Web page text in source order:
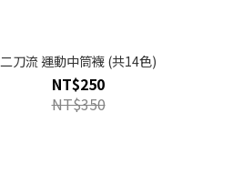
二刀流 運動中筒襪 (共14色)
NT$250
NT$350